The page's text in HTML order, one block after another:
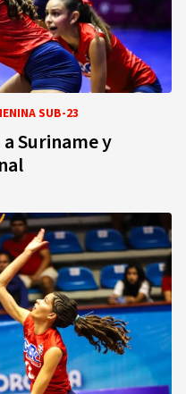
SUB-23
Suriname y